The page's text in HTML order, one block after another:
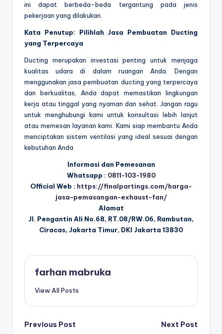
ini dapat berbeda-beda tergantung pada jenis
pekerjaan yang dilakukan.
Kata Penutup: Pilihlah Jasa Pembuatan Ducting
yang Terpercaya
Ducting merupakan investasi penting untuk menjaga
kualitas udara di dalam ruangan Anda. Dengan
menggunakan jasa pembuatan ducting yang terpercaya
dan berkualitas, Anda dapat memastikan lingkungan
kerja atau tinggal yang nyaman dan sehat. Jangan ragu
untuk menghubungi kami untuk konsultasi lebih lanjut
atau memesan layanan kami. Kami siap membantu Anda
menciptakan sistem ventilasi yang ideal sesuai dengan
kebutuhan Anda
Informasi dan Pemesanan
Whatsapp : 0811-103-1980
Official Web : https://finalpartings.com/harga-
jasa-pemasangan-exhaust-fan/
Alamat
Jl. Pengantin Ali No.68, RT.08/RW.06, Rambutan,
Ciracas, Jakarta Timur, DKI Jakarta 13830
farhan mabruka
View All Posts
Post
Previous Post
Next Post